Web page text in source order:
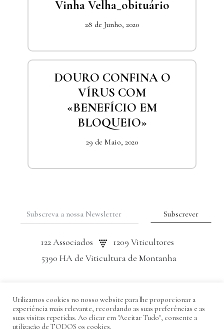
Vinha Velha_obituário
28 de Junho, 2020
DOURO CONFINA O
VÍRUS COM
«BENEFÍCIO EM
BLOQUEIO»
29 de Maio, 2020
Política Privacidade
Este site encontra-se protegido pelo sistema
122 Associados
1209 Viticultores
5390 HA de Viticultura de Montanha
Utilizamos cookies no nosso website para lhe proporcionar a
experiência mais relevante, recordando as suas preferências e as
suas visitas repetidas. Ao clicar em "Aceitar Tudo", consente a
utilização de TODOS os cookies.